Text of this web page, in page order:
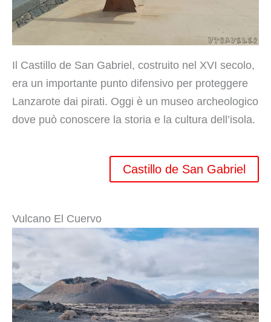
Il Castillo de San Gabriel, costruito nel XVI secolo,
era un importante punto difensivo per proteggere
Lanzarote dai pirati. Oggi è un museo archeologico
dove può conoscere la storia e la cultura dell’isola.
Castillo de San Gabriel
Vulcano El Cuervo